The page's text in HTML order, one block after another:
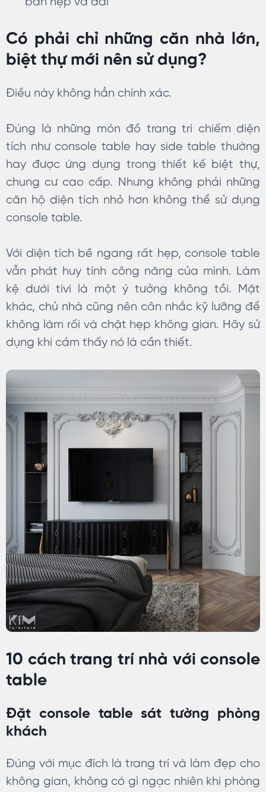
Có phải chỉ những căn nhà lớn,
biệt thự mới nên sử dụng?
Điều này không hẳn chính xác.
Đúng là những món đồ trang trí chiếm diện
tích như console table hay side table thường
hay được ứng dụng trong thiết kế biệt thự,
chung cư cao cấp. Nhưng không phải những
căn hộ diện tích nhỏ hơn không thể sử dụng
console table.
Với diện tích bề ngang rất hẹp, console table
vẫn phát huy tính công năng của mình. Làm
kệ dưới tivi là một ý tưởng không tồi. Mặt
khác, chủ nhà cũng nên cân nhắc kỹ lưỡng để
không làm rối và chật hẹp không gian. Hãy sử
dụng khi cảm thấy nó là cần thiết.
10 cách trang trí nhà với console
table
Đặt console table sát tường phòng
khách
Đúng với mục đích là trang trí và làm đẹp cho
không gian, không có gì ngạc nhiên khi phòng